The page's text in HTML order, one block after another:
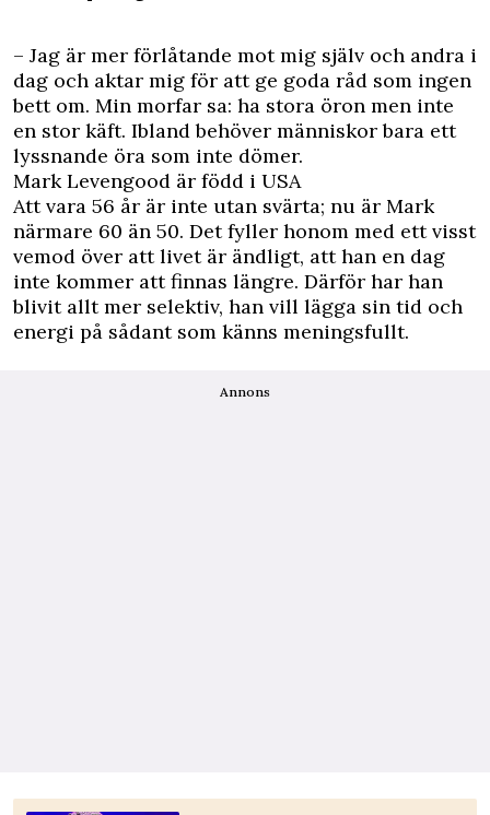
– Jag är mer förlåtande mot mig själv och andra i
dag och aktar mig för att ge goda råd som ingen
bett om. Min morfar sa: ha stora öron men inte
en stor käft. Ibland behöver människor bara ett
lyssnande öra som inte dömer.
Mark Levengood är född i USA
Att vara 56 år är inte utan svärta; nu är Mark
närmare 60 än 50. Det fyller honom med ett visst
vemod över att livet är ändligt, att han en dag
inte kommer att finnas längre. Därför har han
blivit allt mer selektiv, han vill lägga sin tid och
energi på sådant som känns meningsfullt.
Annons